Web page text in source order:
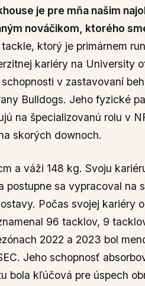
je pre mňa našim
nováčikom, ktorého
ktorý je primárnem
kariéry na University
v zastavovaní
Bulldogs. Jeho fyzické
na špecializovanú rolu v
skorých downoch.
a váži 148 kg. Svoju
postupne sa vypracoval na
Počas svojej kariéry
96 tacklov, 9
2022 a 2023 bol
Jeho schopnosť
bola kľúčová pre úspech